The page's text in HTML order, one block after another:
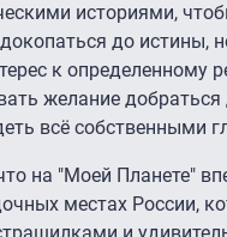
историями,
до истины,
к определенному
желание добраться
всё собственными
на "Моей Планете"
местах России,